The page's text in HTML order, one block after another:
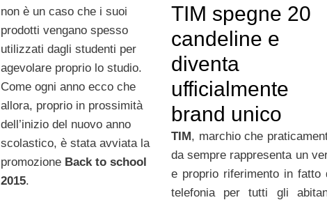
non è un caso che i suoi
prodotti vengano spesso
utilizzati dagli studenti per
agevolare proprio lo studio.
Come ogni anno ecco che
allora, proprio in prossimità
dell’inizio del nuovo anno
scolastico, è stata avviata la
promozione Back to school
2015.
TIM spegne 20
candeline e
diventa
ufficialmente
brand unico
TIM, marchio che
da sempre rappresenta un
e proprio riferimento in fatto
telefonia per tutti gli